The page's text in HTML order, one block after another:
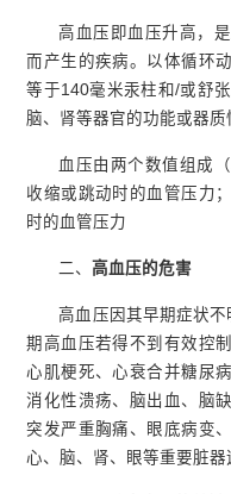
高血压即血压升高，
而产生的疾病。以体循环
等于140毫米汞柱和/或舒
脑、肾等器官的功能或器质
血压由两个数值组成
收缩或跳动时的血管压力
时的血管压力
二、 高血压的危害
高血压因其早期症状不
期高血压若得不到有效控
心肌梗死、心衰合并糖尿
消化性溃疡、脑出血、脑
突发严重胸痛、眼底病变
心、脑、肾、眼等重要脏器